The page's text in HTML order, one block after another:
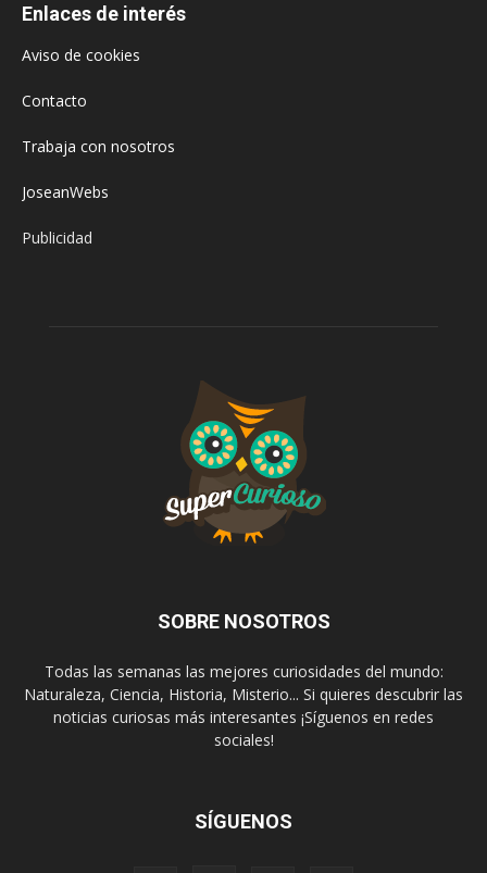
Enlaces de interés
Aviso de cookies
Contacto
Trabaja con nosotros
JoseanWebs
Publicidad
SOBRE NOSOTROS
Todas las semanas las mejores curiosidades del mundo:
Naturaleza, Ciencia, Historia, Misterio... Si quieres descubrir las
noticias curiosas más interesantes ¡Síguenos en redes
sociales!
SÍGUENOS